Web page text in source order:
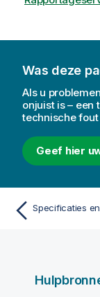
Was deze
Als u
onjuist is – een
technische fout
Geef hier